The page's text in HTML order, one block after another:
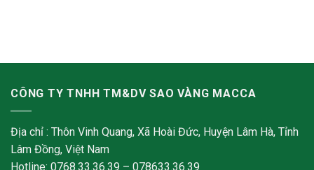
CÔNG TY TNHH TM&DV SAO VÀNG MACCA
Địa chỉ : Thôn Vinh Quang, Xã Hoài Đức, Huyện Lâm Hà, Tỉnh
Lâm Đồng, Việt Nam
Hotline: 0768.33.36.39 – 078633.36.39